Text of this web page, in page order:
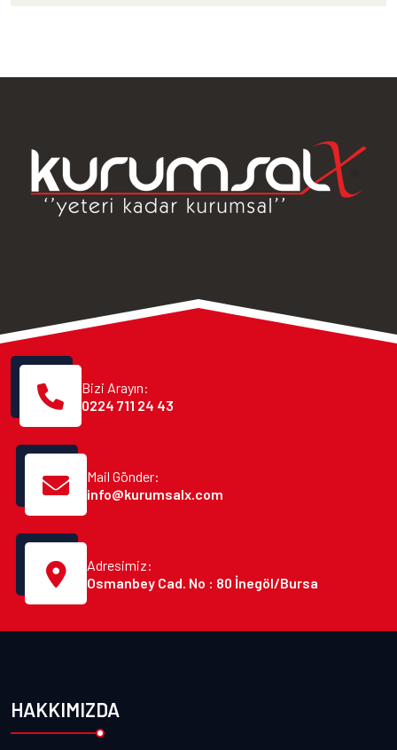
Bizi Arayın:
0224 711 24 43
Mail Gönder:
info@kurumsalx.com
Adresimiz:
Osmanbey Cad. No : 80 İnegöl/Bursa
HAKKIMIZDA